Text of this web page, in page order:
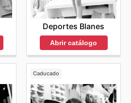
Deportes Blanes
Abrir catálogo
Caducado